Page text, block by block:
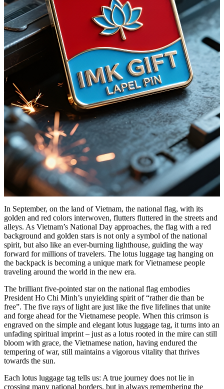
In September, on the land of Vietnam, the national flag, with its
golden and red colors interwoven, flutters fluttered in the streets and
alleys. As Vietnam’s National Day approaches, the flag with a red
background and golden stars is not only a symbol of the national
spirit, but also like an ever-burning lighthouse, guiding the way
forward for millions of travelers. The lotus luggage tag hanging on
the backpack is becoming a unique mark for Vietnamese people
traveling around the world in the new era.
The brilliant five-pointed star on the national flag embodies
President Ho Chi Minh’s unyielding spirit of “rather die than be
free”. The five rays of light are just like the five lifelines that unite
and forge ahead for the Vietnamese people. When this crimson is
engraved on the simple and elegant lotus luggage tag, it turns into an
unfading spiritual imprint – just as a lotus rooted in the mire can still
bloom with grace, the Vietnamese nation, having endured the
tempering of war, still maintains a vigorous vitality that thrives
towards the sun.
Each lotus luggage tag tells us: A true journey does not lie in
crossing many national borders, but in always remembering the